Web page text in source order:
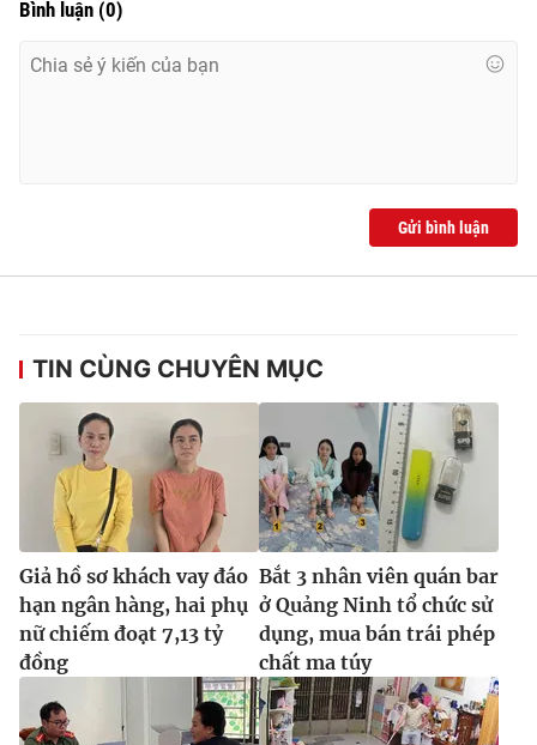
Bình luận (0)
Gửi bình luận
TIN CÙNG CHUYÊN MỤC
Giả hồ sơ khách vay đáo
hạn ngân hàng, hai phụ
nữ chiếm đoạt 7,13 tỷ
đồng
Bắt 3 nhân viên quán bar
ở Quảng Ninh tổ chức sử
dụng, mua bán trái phép
chất ma túy